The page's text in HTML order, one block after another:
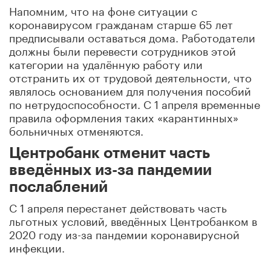
Напомним, что на фоне ситуации с
коронавирусом гражданам старше 65 лет
предписывали оставаться дома. Работодатели
должны были перевести сотрудников этой
категории на удалённую работу или
отстранить их от трудовой деятельности, что
являлось основанием для получения пособий
по нетрудоспособности. С 1 апреля временные
правила оформления таких «карантинных»
больничных отменяются.
Центробанк отменит часть
введённых из-за пандемии
послаблений
С 1 апреля перестанет действовать часть
льготных условий, введённых Центробанком в
2020 году из-за пандемии коронавирусной
инфекции.